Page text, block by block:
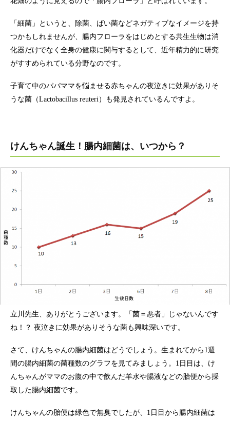
「細菌」というと、除菌、ばい菌などネガティブなイメージを持
つかもしれませんが、腸内フローラをはじめとする共生生物は消
化器だけでなく全身の健康に関与するとして、近年精力的に研究
がすすめられている分野なのです。
子育て中のパパママを悩ませる赤ちゃんの夜泣きに効果がありそ
うな菌（Lactobacillus reuteri）も発見されているんですよ。
けんちゃん誕生！腸内細菌は、いつから？
立川先生、ありがとうございます。「菌＝悪者」じゃないんです
ね！？ 夜泣きに効果がありそうな菌も興味深いです。
さて、けんちゃんの腸内細菌はどうでしょう。生まれてから1週
間の腸内細菌の菌種数のグラフを見てみましょう。1日目は、け
んちゃんがママのお腹の中で飲んだ羊水や腸液などの胎便から採
取した腸内細菌です。
けんちゃんの胎便は緑色で無臭でしたが、1日目から腸内細菌は